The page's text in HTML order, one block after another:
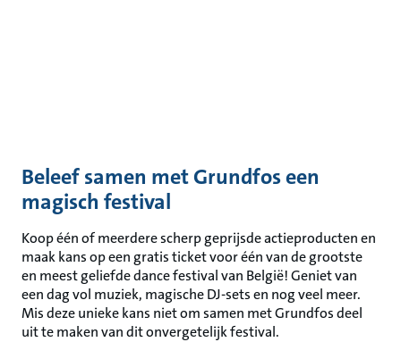
Beleef samen met Grundfos een
magisch festival
Koop één of meerdere scherp geprijsde actieproducten en
maak kans op een gratis ticket voor één van de grootste
en meest geliefde dance festival van België! Geniet van
een dag vol muziek, magische DJ-sets en nog veel meer.
Mis deze unieke kans niet om samen met Grundfos deel
uit te maken van dit onvergetelijk festival.